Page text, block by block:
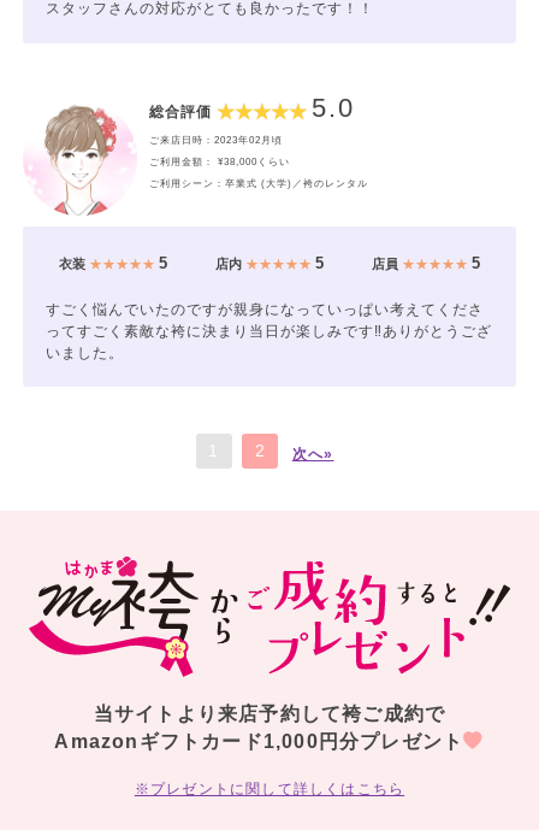
スタッフさんの対応がとても良かったです！！
総合評価 5.0
ご来店日時：2023年02月頃
ご利用金額： ¥38,000くらい
ご利用シーン：卒業式 (大学)／袴のレンタル
衣装★★★★★ 5 店内★★★★★ 5 店員 ★★★★★5
すごく悩んでいたのですが親身になっていっぱい考えてくださ
ってすごく素敵な袴に決まり当日が楽しみです‼︎ありがとうござ
いました。
2 次へ»
当サイトより来店予約して袴ご成約で
Amazonギフトカード1,000円分プレゼント
※プレゼントに関して詳しくはこちら